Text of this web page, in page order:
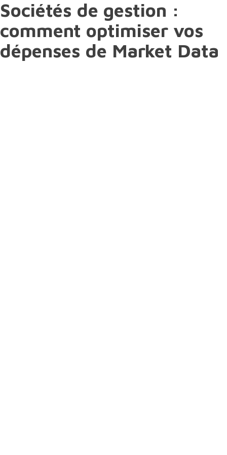
Sociétés de gestion :
comment optimiser vos
dépenses de Market Data